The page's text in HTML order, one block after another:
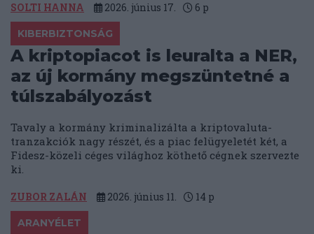
SOLTI HANNA 2026. június 17. 6 p
KIBERBIZTONSÁG
A kriptopiacot is leuralta a NER,
az új kormány megszüntetné a
túlszabályozást
Tavaly a kormány kriminalizálta a kriptovaluta-
tranzakciók nagy részét, és a piac felügyeletét két, a
Fidesz-közeli céges világhoz köthető cégnek szervezte
ki.
ZUBOR ZALÁN 2026. június 11. 14 p
ARANYÉLET